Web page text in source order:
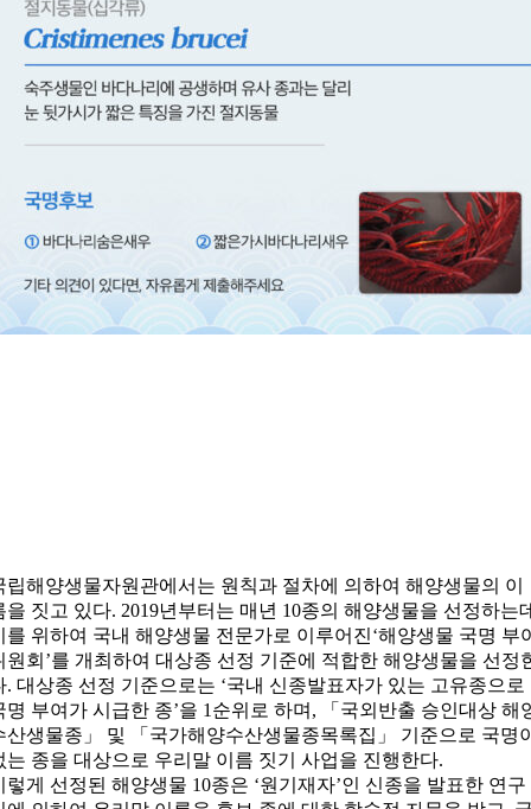
립해양생물자원관에서는 원칙과 절차에 의하여 해양생물의 이
을 짓고 있다. 2019년부터는 매년 10종의 해양생물을 선정하는
를 위하여 국내 해양생물 전문가로 이루어진‘해양생물 국명 부
원회’를 개최하여 대상종 선정 기준에 적합한 해양생물을 선정
. 대상종 선정 기준으로는 ‘국내 신종발표자가 있는 고유종으로
명 부여가 시급한 종’을 1순위로 하며, 「국외반출 승인대상 해
산생물종」 및 「국가해양수산생물종목록집」 기준으로 국명
는 종을 대상으로 우리말 이름 짓기 사업을 진행한다.
렇게 선정된 해양생물 10종은 ‘원기재자’인 신종을 발표한 연구